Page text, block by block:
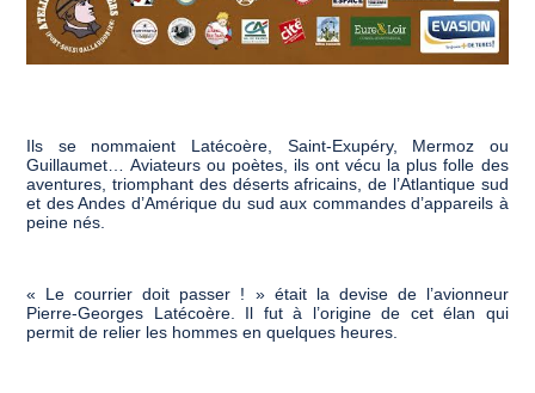
Ils se nommaient Latécoère, Saint-Exupéry, Mermoz ou
Guillaumet… Aviateurs ou poètes, ils ont vécu la plus folle des
aventures, triomphant des déserts africains, de l’Atlantique sud
et des Andes d’Amérique du sud aux commandes d’appareils à
peine nés.
« Le courrier doit passer ! » était la devise de l’avionneur
Pierre-Georges Latécoère. Il fut à l’origine de cet élan qui
permit de relier les hommes en quelques heures.